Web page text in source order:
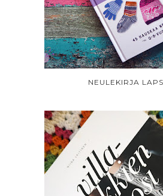
NEULEKIRJA